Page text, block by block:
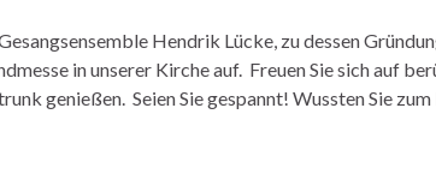
Hendrik Lücke, zu dessen
in unserer Kirche auf. Freuen Sie sich auf
genießen. Seien Sie gespannt! Wussten Sie